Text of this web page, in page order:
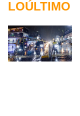
LOÚLTIMO